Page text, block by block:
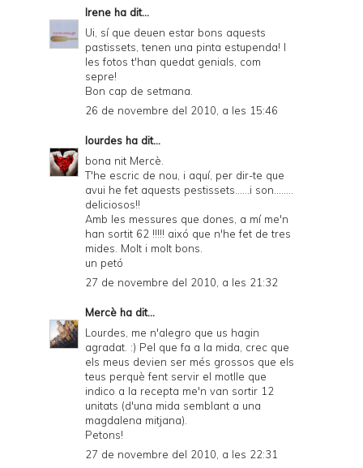
Irene ha dit...
Ui, sí que deuen estar bons aquests
pastissets, tenen una pinta estupenda! I
les fotos t'han quedat genials, com
sepre!
Bon cap de setmana.
26 de novembre del 2010, a les 15:46
lourdes ha dit...
bona nit Mercè.
T'he escric de nou, i aquí, per dir-te que
avui he fet aquests pestissets......i son........
deliciosos!!
Amb les messures que dones, a mí me'n
han sortit 62 !!!!! aixó que n'he fet de tres
mides. Molt i molt bons.
un petó
27 de novembre del 2010, a les 21:32
Mercè ha dit...
Lourdes, me n'alegro que us hagin
agradat. :) Pel que fa a la mida, crec que
els meus devien ser més grossos que els
teus perquè fent servir el motlle que
indico a la recepta me'n van sortir 12
unitats (d'una mida semblant a una
magdalena mitjana).
Petons!
27 de novembre del 2010, a les 22:31